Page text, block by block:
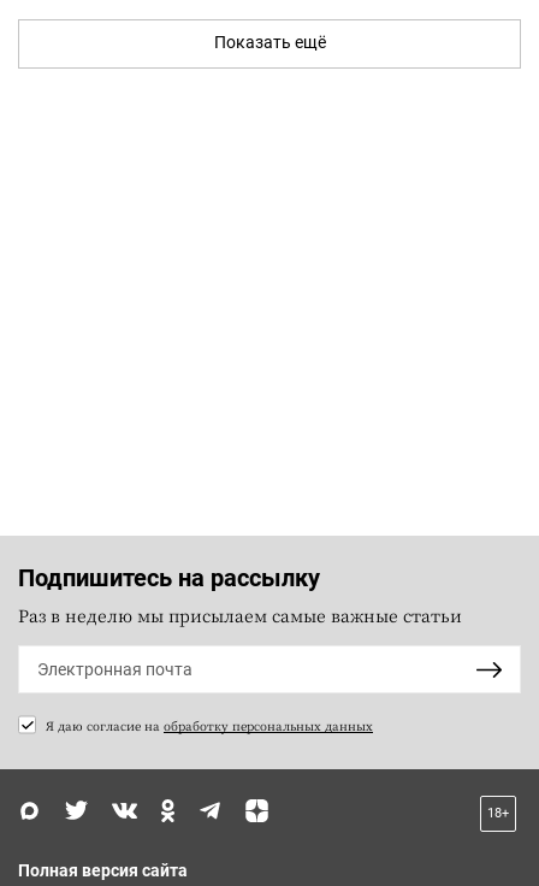
Показать ещё
Подпишитесь на рассылку
Раз в неделю мы присылаем самые важные статьи
Я даю согласие на обработку персональных данных
18+
Полная версия сайта